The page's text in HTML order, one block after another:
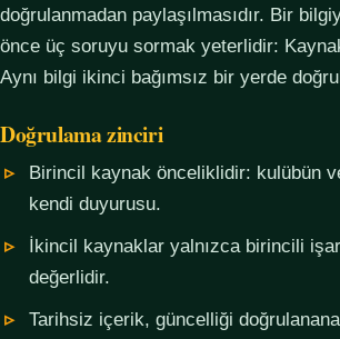
doğrulanmadan paylaşılmasıdır. Bir
önce üç soruyu sormak yeterlidir:
Aynı bilgi ikinci bağımsız bir yerde
Doğrulama zinciri
Birincil kaynak önceliklidir: kulübün
kendi duyurusu.
İkincil kaynaklar yalnızca birincili
değerlidir.
Tarihsiz içerik, güncelliği